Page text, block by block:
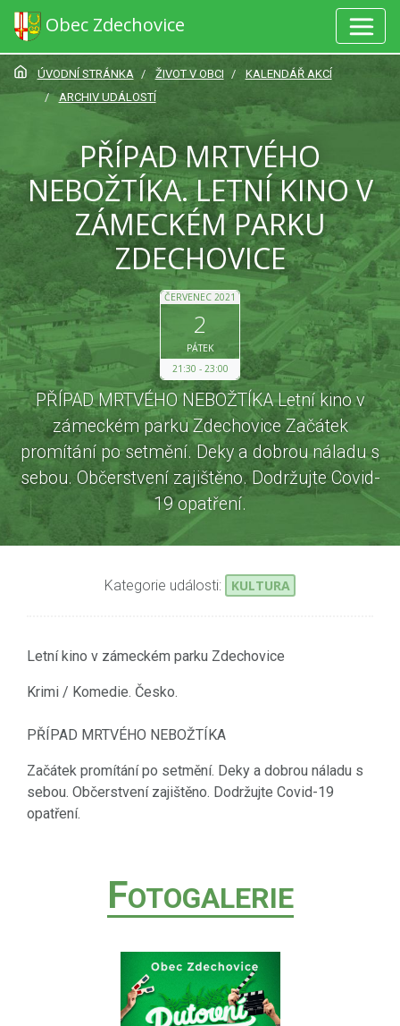
Obec Zdechovice
ÚVODNÍ STRÁNKA ŽIVOT V OBCI
KALENDÁŘ AKCÍ
ARCHIV UDÁLOSTÍ
PŘÍPAD MRTVÉHO
NEBOŽTÍKA. LETNÍ KINO V
ZÁMECKÉM PARKU
ZDECHOVICE
ČERVENEC 2021
2
PÁTEK
21:30
23:00
PŘÍPAD MRTVÉHO NEBOŽTÍKA Letní kino v
zámeckém parku Zdechovice Začátek
promítání po setmění. Deky a dobrou náladu s
sebou. Občerstvení zajištěno. Dodržujte Covid-
19 opatření.
Kategorie události: KULTURA
Letní kino v zámeckém parku Zdechovice
Krimi / Komedie. Česko.
PŘÍPAD MRTVÉHO NEBOŽTÍKA
Začátek promítání po setmění. Deky a dobrou náladu s
sebou. Občerstvení zajištěno. Dodržujte Covid-19
opatření.
FOTOGALERIE